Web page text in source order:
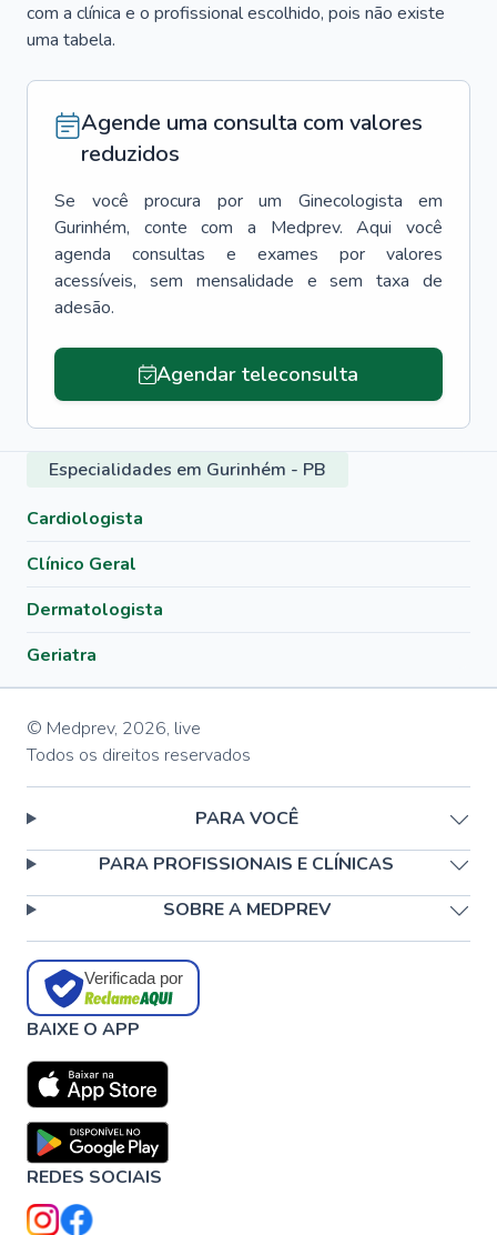
com a clínica e o profissional escolhido, pois não existe
uma tabela.
Agende uma consulta com valores
reduzidos
Se você procura por um Ginecologista
em
Gurinhém, conte com a Medprev. Aqui você
agenda consultas e exames por valores
acessíveis, sem mensalidade e sem taxa de
adesão.
Agendar teleconsulta
Especialidades em Gurinhém - PB
Cardiologista
Clínico Geral
Dermatologista
Geriatra
© Medprev, 2026, live
Todos os direitos reservados
PARA VOCÊ
PARA PROFISSIONAIS E CLÍNICAS
SOBRE A MEDPREV
Verificada por
BAIXE O APP
REDES SOCIAIS